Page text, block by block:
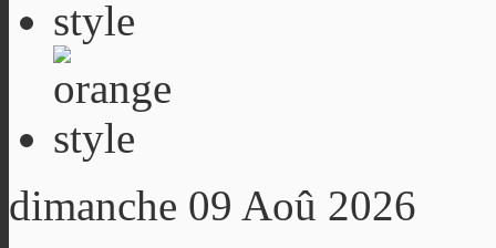
dimanche 09 Aoû 2026